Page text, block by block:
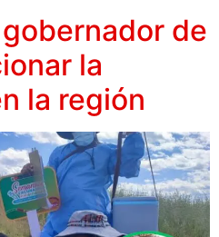
de
la
la región